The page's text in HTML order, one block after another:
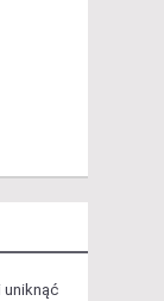
uniknąć